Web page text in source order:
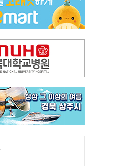
숨지게 한 70대 간병인…2심도 집행유예
계인, 바다의 귀향자…영화 '호프'와 '오디세이'